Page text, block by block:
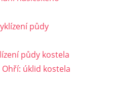
půdy
půdy kostela
úklid kostela